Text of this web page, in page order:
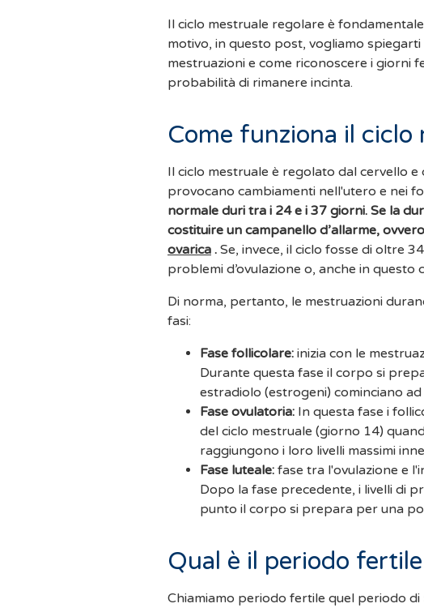
Il ciclo mestruale regolare è
motivo, in questo post, vogliamo
mestruazioni e come riconoscere i giorni
probabilità di rimanere incinta.
Come funziona il ciclo
Il ciclo mestruale è regolato dal cervello
provocano cambiamenti nell'utero e nei
normale duri tra i 24 e i 37 giorni. Se la
costituire un campanello d’allarme,
ovarica . Se, invece, il ciclo fosse di oltre
problemi d’ovulazione o, anche in questo
Di norma, pertanto, le mestruazioni
fasi:
Fase follicolare: inizia con le
Durante questa fase il corpo si
estradiolo (estrogeni) cominciano
Fase ovulatoria: In questa fase i
del ciclo mestruale (giorno 14)
raggiungono i loro livelli massimi
Fase luteale: fase tra l'ovulazione e
Dopo la fase precedente, i livelli di
punto il corpo si prepara per una
Qual è il periodo
Chiamiamo periodo fertile quel periodo di